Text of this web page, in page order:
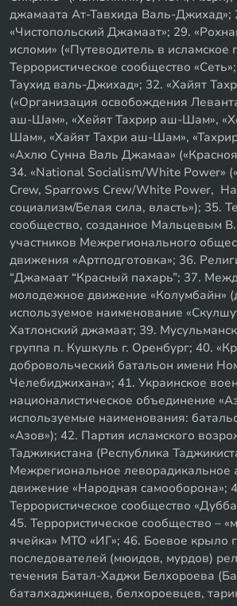
джамаата Ат-Тавхида Валь-Джихад»;
«Чистопольский Джамаат»; 29.
исломи» («Путеводитель в исламское
Террористическое сообщество
Таухид валь-Джихад»; 32. «Хайят
(«Организация освобождения
аш-Шам», «Хейят Тахрир аш-Шам»,
Шам», «Хайят Тахри аш-Шам»,
«Ахлю Сунна Валь Джамаа»
34. «National Socialism/White Power»
Crew, Sparrows Crew/White Power,
социализм/Белая сила, власть»); 35.
сообщество, созданное Мальцевым
участников Межрегионального
движения «Артподготовка»; 36.
“Джамаат “Красный пахарь”; 37.
молодежное движение «Колумбайн»
используемое наименование
Хатлонский джамаат; 39.
группа п. Кушкуль г. Оренбург; 40.
добровольческий батальон имени
Челебиджихана»; 41. Украинское
националистическое объединение
используемые наименования:
«Азов»); 42. Партия исламского
Таджикистана (Республика
Межрегиональное леворадикальное
движение «Народная самооборона»;
Террористическое сообщество
45. Террористическое сообщество –
ячейка» МТО «ИГ»; 46. Боевое крыло
последователей (мюидов, мурдов)
течения Батал-Хаджи Белхороева
баталхаджинцев, белхороевцев,